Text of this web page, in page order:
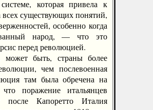
которая привела к
всех существующих понятий,
особенно когда
народ, — что это
перед революцией.
быть, страны более
чем послевоенная
там была обречена на
поражение итальянцев
Капоретто Италия